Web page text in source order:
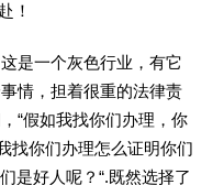
！
是一个灰色行业，有它
情，担着很重的法律责
“假如我找你们办理，你
找你们办理怎么证明你们
是好人呢？“.既然选择了